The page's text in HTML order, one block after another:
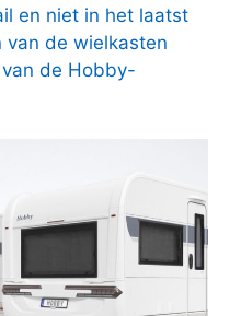
en niet in het laatst
de wielkasten
de Hobby-